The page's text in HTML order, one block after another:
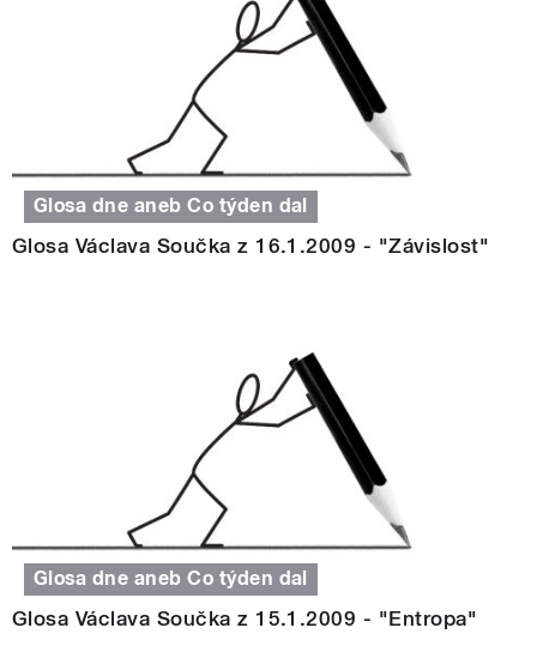
Glosa dne aneb Co týden dal
Glosa Václava Součka z 16.1.2009 - "Závislost"
Glosa dne aneb Co týden dal
Glosa Václava Součka z 15.1.2009 - "Entropa"